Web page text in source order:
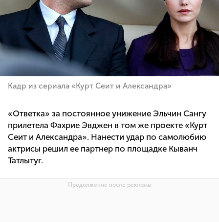
Кадр из сериала «Курт Сеит и Александра»
«Ответка» за постоянное унижение Эльчин Сангу
прилетела Фахрие Эвджен в том же проекте «Курт
Сеит и Александра». Нанести удар по самолюбию
актрисы решил ее партнер по площадке Кыванч
Татлытуг.